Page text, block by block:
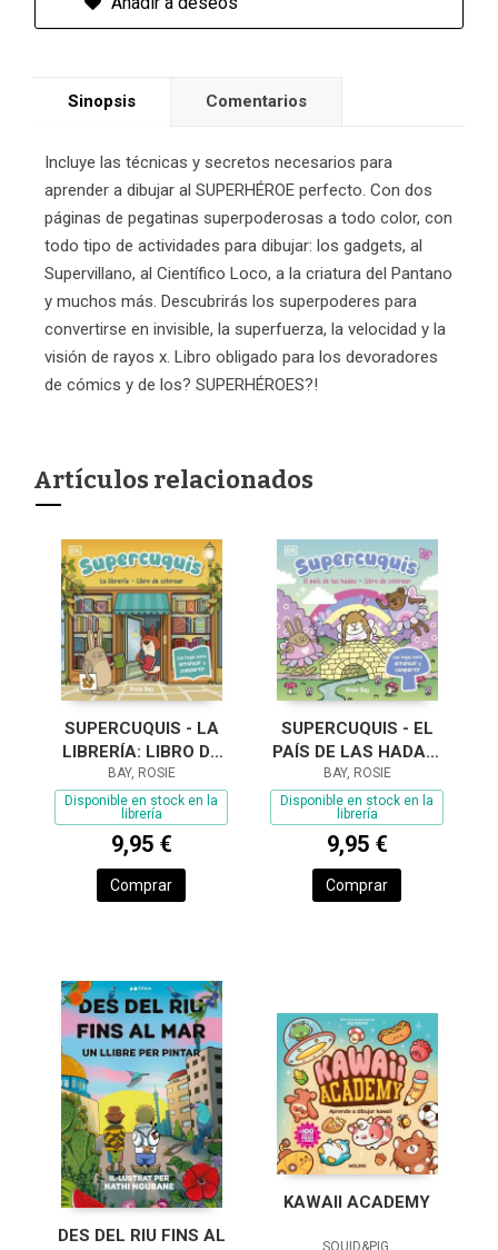
Sinopsis Comentarios
Incluye las técnicas y secretos necesarios para
aprender a dibujar al SUPERHÉROE perfecto. Con dos
páginas de pegatinas superpoderosas a todo color, con
todo tipo de actividades para dibujar: los gadgets, al
Supervillano, al Científico Loco, a la criatura del Pantano
y muchos más. Descubrirás los superpoderes para
convertirse en invisible, la superfuerza, la velocidad y la
visión de rayos x. Libro obligado para los devoradores
de cómics y de los? SUPERHÉROES?!
Artículos relacionados
SUPERCUQUIS - LA
LIBRERÍA: LIBRO DE
COLOREAR
BAY, ROSIE
Disponible en stock en la
librería
9,95 €
Comprar
SUPERCUQUIS - EL
PAÍS DE LAS HADAS:
LIBRO DE COLOREAR
BAY, ROSIE
Disponible en stock en la
librería
9,95 €
Comprar
DES DEL RIU FINS AL
KAWAII ACADEMY
SQUID&PIG,